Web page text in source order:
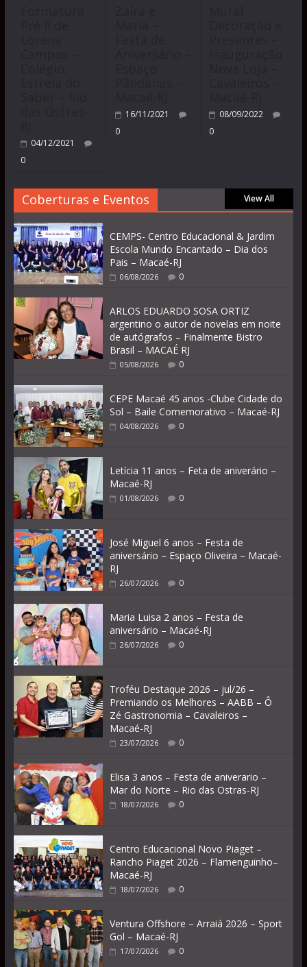
04/12/2021
0
16/11/2021
0
08/09/2022
0
Coberturas e Eventos View All
CEMPS- Centro Educacional & Jardim
Escola Mundo Encantado – Dia dos
Pais – Macaé-RJ
06/08/2026 0
ARLOS EDUARDO SOSA ORTIZ
argentino o autor de novelas em noite
de autógrafos – Finalmente Bistro
Brasil – MACAÉ RJ
05/08/2026 0
CEPE Macaé 45 anos -Clube Cidade do
Sol – Baile Comemorativo – Macaé-RJ
04/08/2026 0
Letícia 11 anos – Feta de aniverário –
Macaé-RJ
01/08/2026 0
José Miguel 6 anos – Festa de
aniversário – Espaço Oliveira – Macaé-
RJ
26/07/2026 0
Maria Luisa 2 anos – Festa de
aniversário – Macaé-RJ
26/07/2026 0
Troféu Destaque 2026 – jul/26 –
Premiando os Melhores – AABB – Ô
Zé Gastronomia – Cavaleiros –
Macaé-RJ
23/07/2026 0
Elisa 3 anos – Festa de aniverario –
Mar do Norte – Rio das Ostras-RJ
18/07/2026 0
Centro Educacional Novo Piaget –
Rancho Piaget 2026 – Flamenguinho–
Macaé-RJ
18/07/2026 0
Ventura Offshore – Arraiá 2026 – Sport
Gol – Macaé-RJ
17/07/2026 0